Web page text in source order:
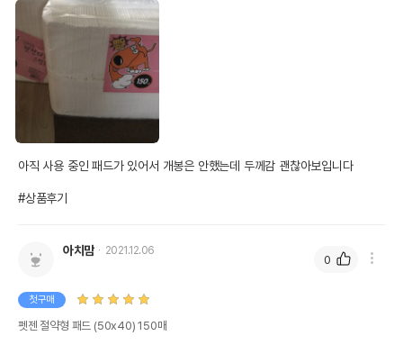
아직 사용 중인 패드가 있어서 개봉은 안했는데 두께감 괜찮아보입니다
#상품후기
아치맘 2021.12.06
첫구매
펫젠 절약형 패드 (50x40) 150매
0